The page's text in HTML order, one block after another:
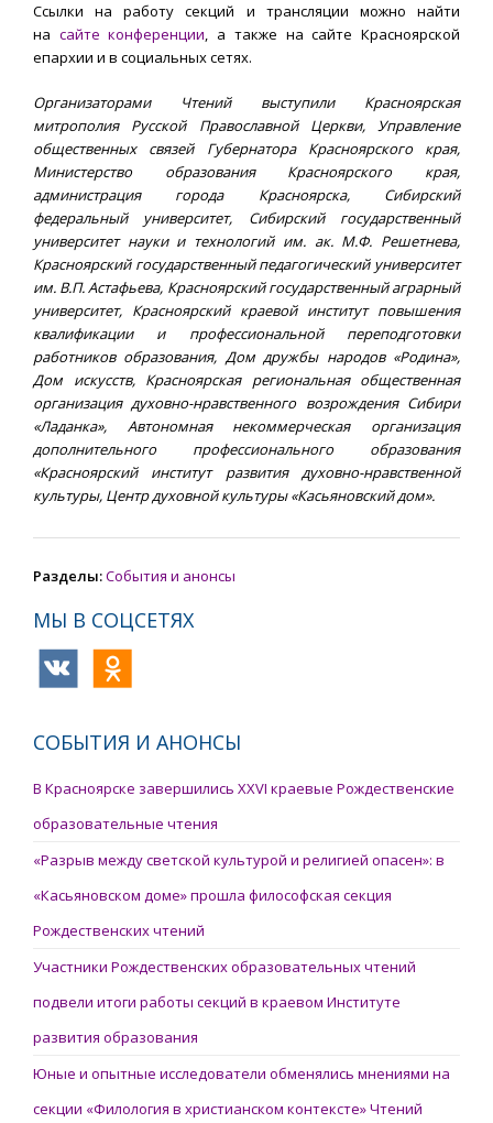
Ссылки на работу секций и трансляции можно найти
на сайте конференции, а также на сайте Красноярской
епархии и в социальных сетях.
Организаторами Чтений выступили Красноярская
митрополия Русской Православной Церкви, Управление
общественных связей Губернатора Красноярского края,
Министерство образования Красноярского края,
администрация города Красноярска, Сибирский
федеральный университет, Сибирский государственный
университет науки и технологий им. ак. М.Ф. Решетнева,
Красноярский государственный педагогический университет
им. В.П. Астафьева, Красноярский государственный аграрный
университет, Красноярский краевой институт повышения
квалификации и профессиональной переподготовки
работников образования, Дом дружбы народов «Родина»,
Дом искусств, Красноярская региональная общественная
организация духовно-нравственного возрождения Сибири
«Ладанка», Автономная некоммерческая организация
дополнительного профессионального образования
«Красноярский институт развития духовно-нравственной
культуры, Центр духовной культуры «Касьяновский дом».
Разделы:События и анонсы
МЫ В СОЦСЕТЯХ
СОБЫТИЯ И АНОНСЫ
В Красноярске завершились XXVI краевые Рождественские
образовательные чтения
«Разрыв между светской культурой и религией опасен»: в
«Касьяновском доме» прошла философская секция
Рождественских чтений
Участники Рождественских образовательных чтений
подвели итоги работы секций в краевом Институте
развития образования
Юные и опытные исследователи обменялись мнениями на
секции «Филология в христианском контексте» Чтений